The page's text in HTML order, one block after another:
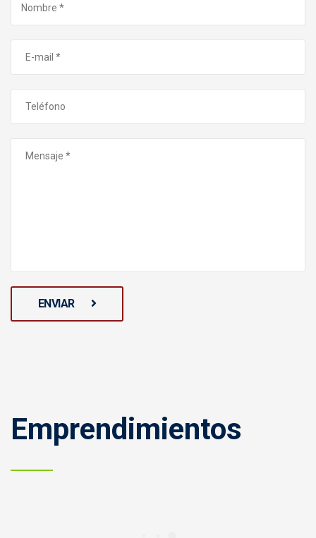
ENVIAR
Emprendimientos